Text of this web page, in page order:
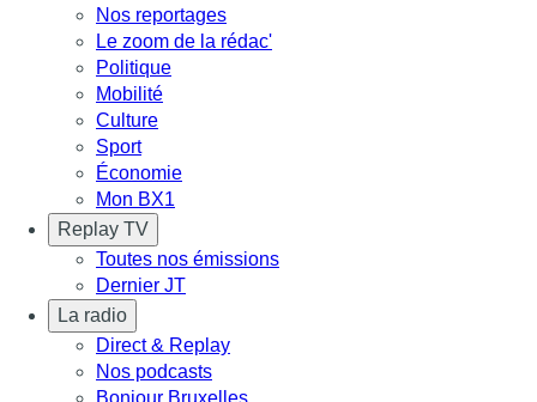
Nos reportages
Le zoom de la rédac'
Politique
Mobilité
Culture
Sport
Économie
Mon BX1
Replay TV
Toutes nos émissions
Dernier JT
La radio
Direct & Replay
Nos podcasts
Bonjour Bruxelles